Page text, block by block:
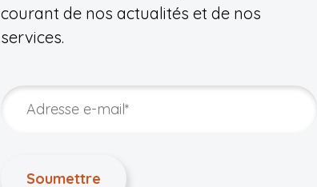
courant de nos actualités et de nos
services.